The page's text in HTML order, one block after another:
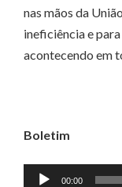
nas mãos da
ineficiência e
acontecendo em
Boletim
Tocador00:00